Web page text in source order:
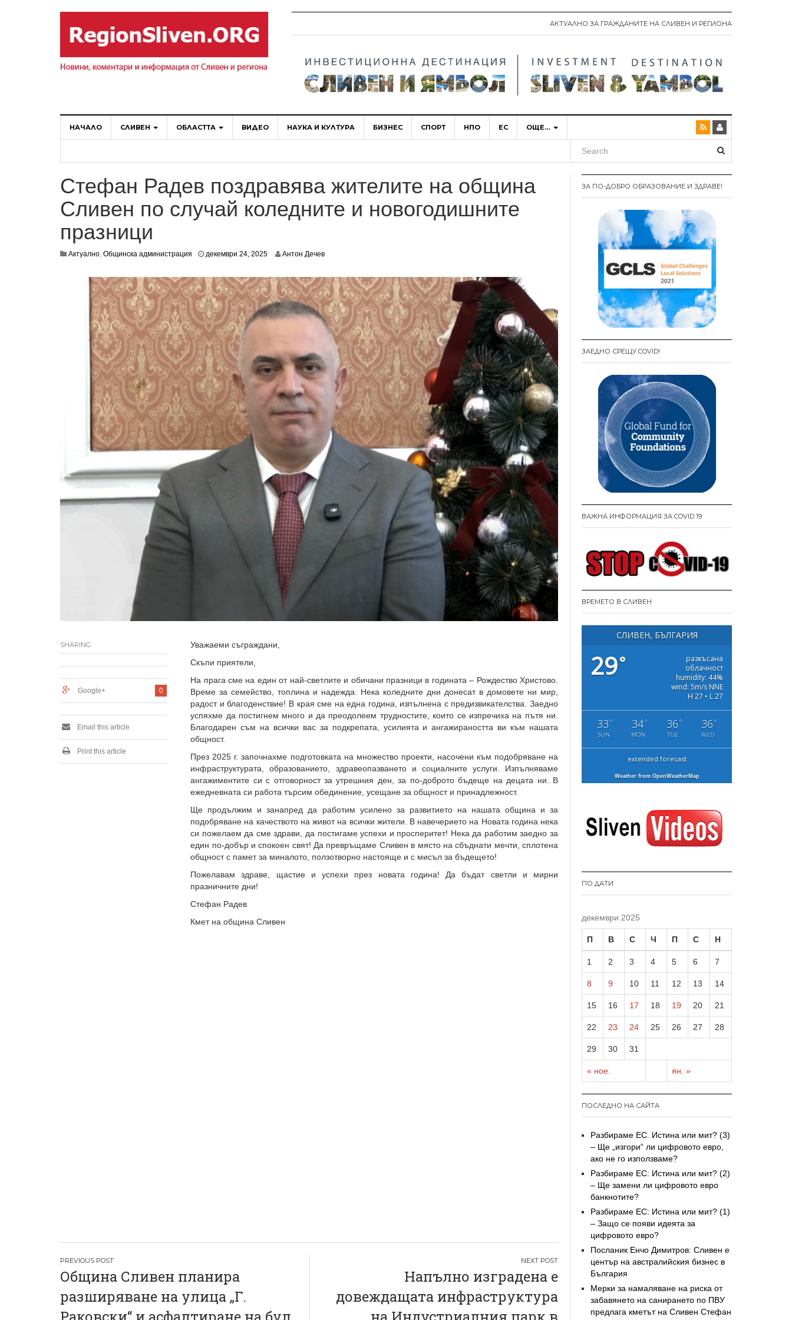
АКТУАЛНО ЗА ГРАЖДАНИТЕ НА СЛИВЕН И РЕГИОНА
НАЧАЛО СЛИВЕН ОБЛАСТТА ВИДЕО НАУКА И КУЛТУРА БИЗНЕС СПОРТ НПО ЕС ОЩЕ…
Стефан Радев поздравява жителите на община
Сливен по случай коледните и новогодишните
празници
Актуално, Общинска администрация декември 24, 2025 Антон Дечев
Уважаеми съграждани,
Скъпи приятели,
На прага сме на един от най-светлите и обичани празници в годината – Рождество Христово.
Време за семейство, топлина и надежда.
Нека коледните дни донесат в домовете ни мир,
радост и благоденствие! В края сме на една година, изпълнена с предизвикателства. Заедно
успяхме да постигнем много и да преодолеем трудностите, които се изпречиха на пътя ни.
Благодарен съм на всички вас за подкрепата, усилията и ангажираността ви към нашата
общност.
През 2025 г. започнахме подготовката на множество проекти, насочени към подобряване на
инфраструктурата, образованието, здравеопазването и социалните услуги. Изпълняваме
ангажиментите си с отговорност за утрешния ден, за по-доброто бъдеще на децата ни. В
ежедневната си работа търсим обединение, усещане за общност и принадлежност.
Ще продължим и занапред да работим усилено за развитието на нашата община и за
подобряване на качеството на живот на всички жители. В навечерието на Новата година нека
си пожелаем да сме здрави, да постигаме успехи и просперитет! Нека да работим заедно за
един по-добър и спокоен свят! Да превръщаме Сливен в място на сбъднати мечти, сплотена
общност с памет за миналото, ползотворно настояще и с мисъл за бъдещето!
Пожелавам здраве, щастие и успехи през новата година! Да бъдат светли и мирни
празничните дни!
Стефан Радев
Кмет на община Сливен
SHARING
0
Google+
Email this article
Print this article
Н
а
в
Община Сливен планира
разширяване на улица „Г.
Напълно изградена е
довеждащата инфраструктура
ЗА ПО-ДОБРО ОБРАЗОВАНИЕ И ЗДРАВЕ!
ЗАЕДНО СРЕЩУ COVID!
ВАЖНА ИНФОРМАЦИЯ ЗА COVID 19
ВРЕМЕТО В СЛИВЕН
СЛИВЕН, БЪЛГАРИЯ
29°
разкъсана
облачност
humidity: 44%
wind: 5m/s NNE
H 27 • L 27
33 °
SUN
34°
MON
36 °
TUE
36 °
WED
extended forecast
Weather from OpenWeatherMap
ПО ДАТИ
декември 2025
П В С Ч П С Н
« ное. ян. »
1 2 3 4 5 6 7
8 9 10 11 12 13 14
15 16 17 18 19 20 21
22 23 24 25 26 27 28
29 30 31
ПОСЛЕДНО НА САЙТА
Разбираме ЕС. Истина или мит? (3)
– Ще „изгори“ ли цифровото евро,
ако не го използваме?
Разбираме ЕС: Истина или мит? (2)
– Ще замени ли цифровото евро
банкнотите?
Разбираме ЕС: Истина или мит? (1)
– Защо се появи идеята за
цифровото евро?
Посланик Енчо Димитров: Сливен е
център на австралийския бизнес в
България
Мерки за намаляване на риска от
забавянето на санирането по ПВУ
предлага кметът на Сливен Стефан